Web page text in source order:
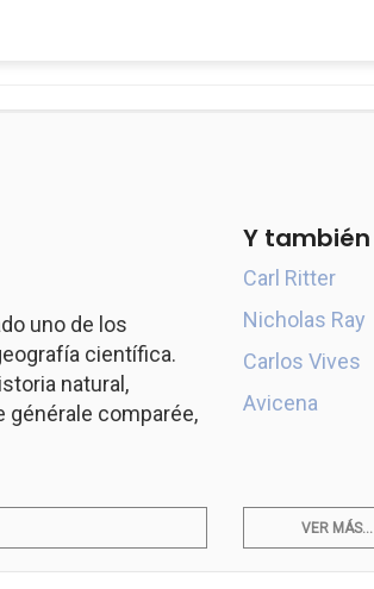
uno de los
científica.
natural,
générale comparée,
Y también
Carl Ritter
Nicholas Ray
Carlos Vives
Avicena
VER MÁS...